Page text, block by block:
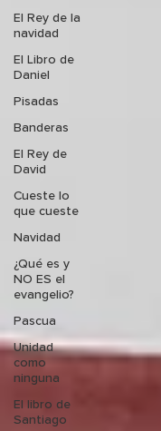
El Rey de la
navidad
El Libro de
Daniel
Pisadas
Banderas
El Rey de
David
Cueste lo
que cueste
Navidad
¿Qué es y
NO ES el
evangelio?
Pascua
Unidad
como
ninguna
El libro de
Santiago